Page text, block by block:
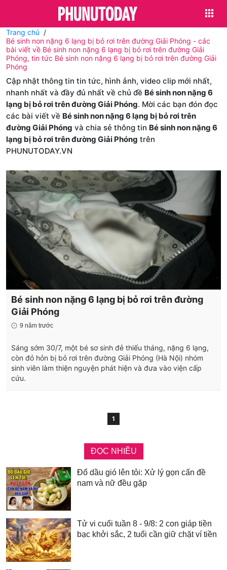
Trang chủ
Bé sinh non nặng 6 lạng bị bỏ rơi trên đường Giải Phóng - các
bài viết về Bé sinh non nặng 6 lạng bị bỏ rơi trên đường Giải
Phóng, tin tức Bé sinh non nặng 6 lạng bị bỏ rơi trên đường Giải
Phóng
Cập nhật thông tin tin tức, hình ảnh, video clip mới nhất,
nhanh nhất và đầy đủ nhất về chủ đề Bé sinh non nặng 6
lạng bị bỏ rơi trên đường Giải Phóng. Mời các bạn đón đọc
các bài viết về Bé sinh non nặng 6 lạng bị bỏ rơi trên
đường Giải Phóng và chia sẻ thông tin Bé sinh non nặng 6
lạng bị bỏ rơi trên đường Giải Phóng trên
PHUNUTODAY.VN
Bé sinh non nặng 6 lạng bị bỏ rơi trên đường
Giải Phóng
9 năm trước
Sáng sớm 30/7, một bé sơ sinh đẻ thiếu tháng, nặng 6 lạng,
còn đỏ hỏn bị bỏ rơi trên đường Giải Phóng (Hà Nội) nhóm
sinh viên làm thiện nguyện phát hiện và đưa vào viện cấp
cứu.
1
ĐỌC NHIỀU
Đổ dầu gió lên tỏi: Xử lý gọn cấn đề
nam và nữ đều gặp
Tử vi cuối tuần 8 - 9/8: 2 con giáp tiền
bạc khởi sắc, 2 tuổi cần giữ chặt ví tiền